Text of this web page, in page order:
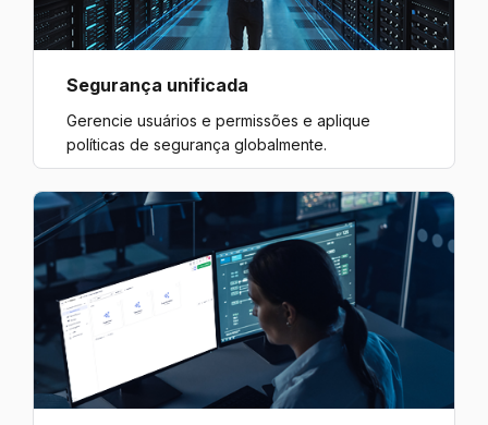
Segurança unificada
Gerencie usuários e permissões e aplique
políticas de segurança globalmente.